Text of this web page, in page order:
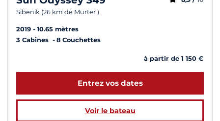
Sibenik (26 km de Murter )
2019
10.65 mètres
3 Cabines
8 Couchettes
à partir de 1 150 €
Entrez vos dates
Voir le bateau